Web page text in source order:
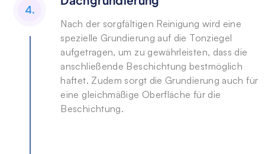
4.
Nach der sorgfältigen Reinigung wird eine
spezielle Grundierung auf die Tonziegel
aufgetragen, um zu gewährleisten, dass die
anschließende Beschichtung bestmöglich
haftet. Zudem sorgt die Grundierung auch für
eine gleichmäßige Oberfläche für die
Beschichtung.